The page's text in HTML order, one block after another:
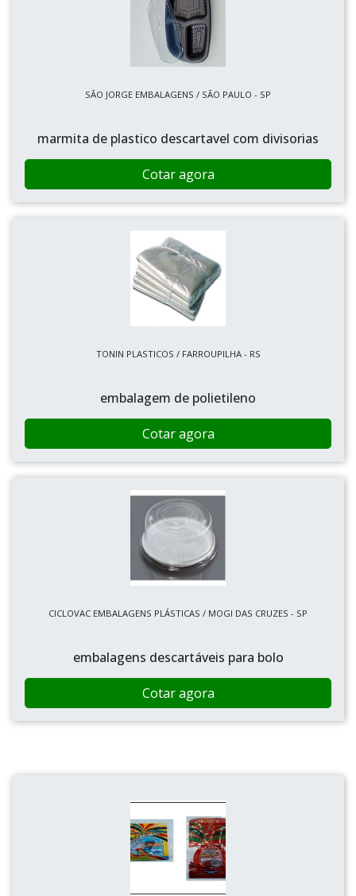
SÃO JORGE EMBALAGENS / SÃO PAULO - SP
marmita de plastico descartavel com divisorias
Cotar agora
TONIN PLASTICOS / FARROUPILHA - RS
embalagem de polietileno
Cotar agora
CICLOVAC EMBALAGENS PLÁSTICAS / MOGI DAS CRUZES - SP
embalagens descartáveis para bolo
Cotar agora